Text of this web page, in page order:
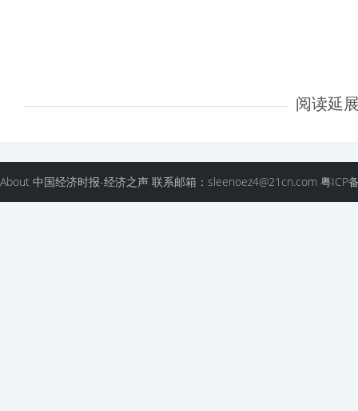
阅读延
About 中国经济时报-经济之声 联系邮箱：sleenoez4@21cn.com 粤ICP